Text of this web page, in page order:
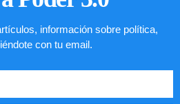
sobre la visa
información sobre política,
con tu email.